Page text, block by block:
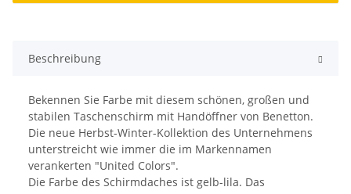
Beschreibung
Bekennen Sie Farbe mit diesem schönen, großen und
stabilen Taschenschirm mit Handöffner von Benetton.
Die neue Herbst-Winter-Kollektion des Unternehmens
unterstreicht wie immer die im Markennamen
verankerten "United Colors".
Die Farbe des Schirmdaches ist gelb-lila. Das